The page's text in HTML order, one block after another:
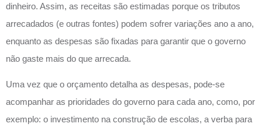
dinheiro. Assim, as receitas são estimadas porque os tributos
arrecadados (e outras fontes) podem sofrer variações ano a ano,
enquanto as despesas são fixadas para garantir que o governo
não gaste mais do que arrecada.
Uma vez que o orçamento detalha as despesas, pode-se
acompanhar as prioridades do governo para cada ano, como, por
exemplo: o investimento na construção de escolas, a verba para